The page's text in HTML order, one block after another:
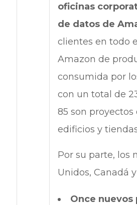
oficinas
de datos de
clientes en todo
Amazon de
consumida por
con un total de
85 son proyectos
edificios y
Por su parte, los
Unidos, Canadá
Once nuevos